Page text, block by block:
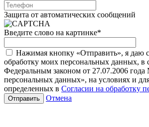
Защита от автоматических сообщений
Введите слово на картинке*
Нажимая кнопку «Отправить», я даю
обработку моих персональных данных, в
Федеральным законом от 27.07.2006
персональных данных», на условиях и
определенных в Согласии на обработку
Отмена